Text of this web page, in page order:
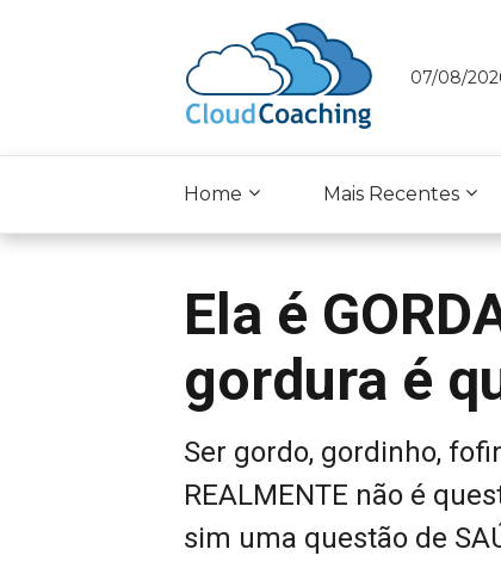
07/08/
Home Mais Recentes
Ela é
gordura é
Ser gordo, gordinho,
REALMENTE não é
sim uma questão de